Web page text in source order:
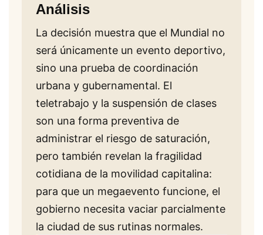
Análisis
La decisión muestra que el Mundial no
será únicamente un evento deportivo,
sino una prueba de coordinación
urbana y gubernamental. El
teletrabajo y la suspensión de clases
son una forma preventiva de
administrar el riesgo de saturación,
pero también revelan la fragilidad
cotidiana de la movilidad capitalina:
para que un megaevento funcione, el
gobierno necesita vaciar parcialmente
la ciudad de sus rutinas normales.